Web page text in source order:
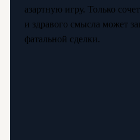
азартную игру. Только
и здравого смысла может
фатальной сделки.